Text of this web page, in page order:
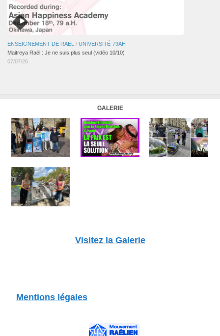
ENSEIGNEMENT DE RAËL / UNIVERSITÉ-79AH
Maitreya Raël : Je ne suis plus seul (vidéo 10/10)
07/07/26
GALERIE
Visitez la Galerie
Mentions légales